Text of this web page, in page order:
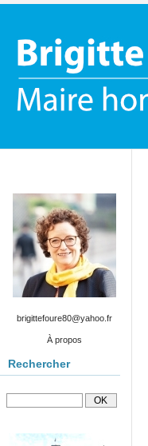
brigittefoure80@yahoo.fr
À propos
Rechercher